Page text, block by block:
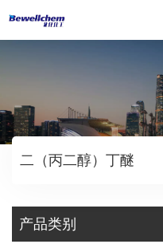
二（丙二醇）丁醚
产品类别